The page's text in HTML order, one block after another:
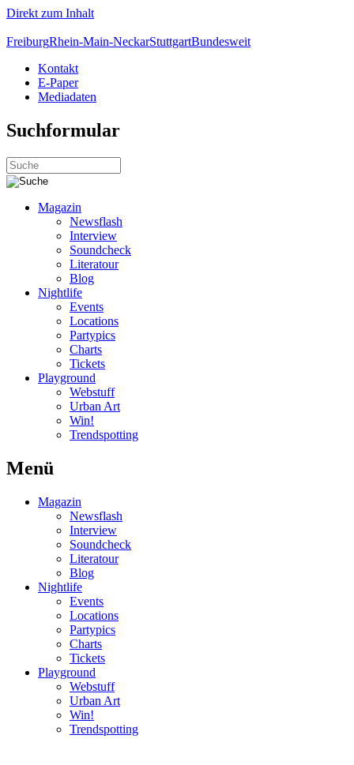
Direkt zum Inhalt
FreiburgRhein-Main-NeckarStuttgartBundesweit
Kontakt
E-Paper
Mediadaten
Suchformular
Magazin
Newsflash
Interview
Soundcheck
Literatour
Blog
Nightlife
Events
Locations
Partypics
Charts
Tickets
Playground
Webstuff
Urban Art
Win!
Trendspotting
Menü
Magazin
Newsflash
Interview
Soundcheck
Literatour
Blog
Nightlife
Events
Locations
Partypics
Charts
Tickets
Playground
Webstuff
Urban Art
Win!
Trendspotting